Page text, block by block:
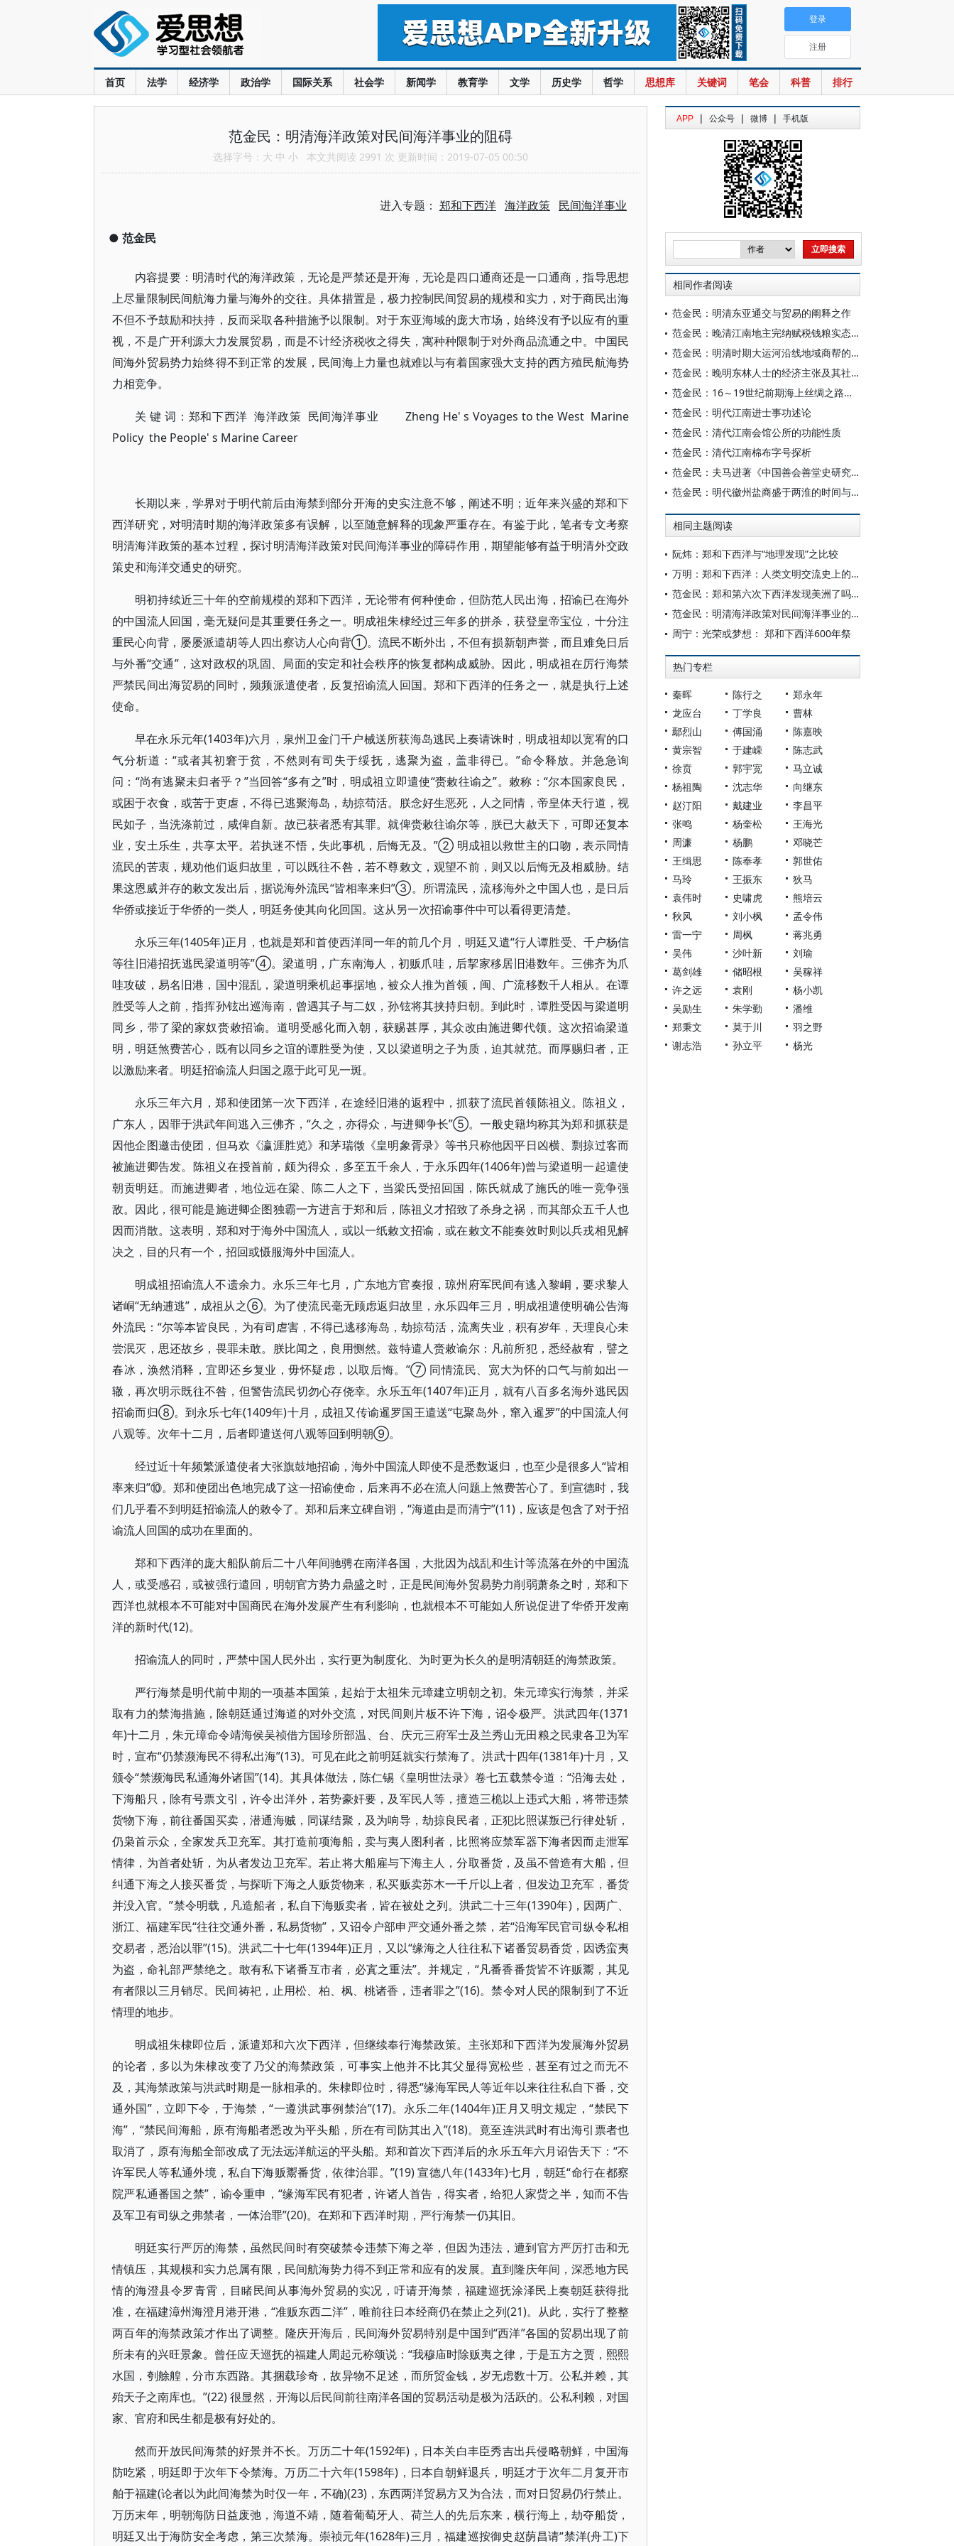
首页 法学 经济学 政治学 国际关系 社会学 新闻学 教育学 文学 历史学 哲学 思想库 关键词 笔会 科普 排行
登录
注册
范金民：明清海洋政策对民间海洋事业的阻碍
选择字号： 大 中 小 本文共阅读 2991 次 更新时间：2019-07-05 00:50
进入专题： 郑和下西洋 海洋政策 民间海洋事业
● 范金民
内容提要：明清时代的海洋政策，无论是严禁还是开海，无论是四口通商还是一口通商，指导思想
上尽量限制民间航海力量与海外的交往。具体措置是，极力控制民间贸易的规模和实力，对于商民出海
不但不予鼓励和扶持，反而采取各种措施予以限制。对于东亚海域的庞大市场，始终没有予以应有的重
视，不是广开利源大力发展贸易，而是不计经济税收之得失，寓种种限制于对外商品流通之中。中国民
间海外贸易势力始终得不到正常的发展，民间海上力量也就难以与有着国家强大支持的西方殖民航海势
力相竞争。
关 键 词：郑和下西洋 海洋政策 民间海洋事业 Zheng He' s Voyages to the West Marine
Policy the People' s Marine Career
长期以来，学界对于明代前后由海禁到部分开海的史实注意不够，阐述不明；近年来兴盛的郑和下
西洋研究，对明清时期的海洋政策多有误解，以至随意解释的现象严重存在。有鉴于此，笔者专文考察
明清海洋政策的基本过程，探讨明清海洋政策对民间海洋事业的障碍作用，期望能够有益于明清外交政
策史和海洋交通史的研究。
明初持续近三十年的空前规模的郑和下西洋，无论带有何种使命，但防范人民出海，招谕已在海外
的中国流人回国，毫无疑问是其重要任务之一。明成祖朱棣经过三年多的拼杀，获登皇帝宝位，十分注
重民心向背，屡屡派遣胡等人四出察访人心向背①。流民不断外出，不但有损新朝声誉，而且难免日后
与外番“交通”，这对政权的巩固、局面的安定和社会秩序的恢复都构成威胁。因此，明成祖在厉行海禁
严禁民间出海贸易的同时，频频派遣使者，反复招谕流人回国。郑和下西洋的任务之一，就是执行上述
使命。
早在永乐元年(1403年)六月，泉州卫金门千户械送所获海岛逃民上奏请诛时，明成祖却以宽宥的口
气分析道：“或者其初窘于贫，不然则有司失于绥抚，逃聚为盗，盖非得已。”命令释放。并急急询
问：“尚有逃聚未归者乎？”当回答“多有之”时，明成祖立即遣使“赍敕往谕之”。敕称：“尔本国家良民，
或困于衣食，或苦于吏虐，不得已逃聚海岛，劫掠苟活。朕念好生恶死，人之同情，帝皇体天行道，视
民如子，当洗涤前过，咸俾自新。故已获者悉宥其罪。就俾赍敕往谕尔等，朕已大赦天下，可即还复本
业，安土乐生，共享太平。若执迷不悟，失此事机，后悔无及。”② 明成祖以救世主的口吻，表示同情
流民的苦衷，规劝他们返归故里，可以既往不咎，若不尊敕文，观望不前，则又以后悔无及相威胁。结
果这恩威并存的敕文发出后，据说海外流民“皆相率来归”③。所谓流民，流移海外之中国人也，是日后
华侨或接近于华侨的一类人，明廷务使其向化回国。这从另一次招谕事件中可以看得更清楚。
永乐三年(1405年)正月，也就是郑和首使西洋同一年的前几个月，明廷又遣“行人谭胜受、千户杨信
等往旧港招抚逃民梁道明等”④。梁道明，广东南海人，初贩爪哇，后挈家移居旧港数年。三佛齐为爪
哇攻破，易名旧港，国中混乱，梁道明乘机起事据地，被众人推为首领，闽、广流移数千人相从。在谭
胜受等人之前，指挥孙铉出巡海南，曾遇其子与二奴，孙铉将其挟持归朝。到此时，谭胜受因与梁道明
同乡，带了梁的家奴赍敕招谕。道明受感化而入朝，获赐甚厚，其众改由施进卿代领。这次招谕梁道
明，明廷煞费苦心，既有以同乡之谊的谭胜受为使，又以梁道明之子为质，迫其就范。而厚赐归者，正
以激励来者。明廷招谕流人归国之愿于此可见一斑。
永乐三年六月，郑和使团第一次下西洋，在途经旧港的返程中，抓获了流民首领陈祖义。陈祖义，
广东人，因罪于洪武年间逃入三佛齐，“久之，亦得众，与进卿争长”⑤。一般史籍均称其为郑和抓获是
因他企图邀击使团，但马欢《瀛涯胜览》和茅瑞徵《皇明象胥录》等书只称他因平日凶横、剽掠过客而
被施进卿告发。陈祖义在授首前，颇为得众，多至五千余人，于永乐四年(1406年)曾与梁道明一起遣使
朝贡明廷。而施进卿者，地位远在梁、陈二人之下，当梁氏受招回国，陈氏就成了施氏的唯一竞争强
敌。因此，很可能是施进卿企图独霸一方进言于郑和后，陈祖义才招致了杀身之祸，而其部众五千人也
因而消散。这表明，郑和对于海外中国流人，或以一纸敕文招谕，或在敕文不能奏效时则以兵戎相见解
决之，目的只有一个，招回或慑服海外中国流人。
明成祖招谕流人不遗余力。永乐三年七月，广东地方官奏报，琼州府军民间有逃入黎峒，要求黎人
诸峒“无纳逋逃”，成祖从之⑥。为了使流民毫无顾虑返归故里，永乐四年三月，明成祖遣使明确公告海
外流民：“尔等本皆良民，为有司虐害，不得已逃移海岛，劫掠苟活，流离失业，积有岁年，天理良心未
尝泯灭，思还故乡，畏罪未敢。朕比闻之，良用恻然。兹特遣人赍敕谕尔：凡前所犯，悉经赦宥，譬之
春冰，涣然消释，宜即还乡复业，毋怀疑虑，以取后悔。”⑦ 同情流民、宽大为怀的口气与前如出一
辙，再次明示既往不咎，但警告流民切勿心存侥幸。永乐五年(1407年)正月，就有八百多名海外逃民因
招谕而归⑧。到永乐七年(1409年)十月，成祖又传谕暹罗国王遣送“屯聚岛外，窜入暹罗”的中国流人何
八观等。次年十二月，后者即遣送何八观等回到明朝⑨。
经过近十年频繁派遣使者大张旗鼓地招谕，海外中国流人即使不是悉数返归，也至少是很多人“皆相
率来归”⑩。郑和使团出色地完成了这一招谕使命，后来再不必在流人问题上煞费苦心了。到宣德时，我
们几乎看不到明廷招谕流人的敕令了。郑和后来立碑自诩，“海道由是而清宁”(11)，应该是包含了对于招
谕流人回国的成功在里面的。
郑和下西洋的庞大船队前后二十八年间驰骋在南洋各国，大批因为战乱和生计等流落在外的中国流
人，或受感召，或被强行遣回，明朝官方势力鼎盛之时，正是民间海外贸易势力削弱萧条之时，郑和下
西洋也就根本不可能对中国商民在海外发展产生有利影响，也就根本不可能如人所说促进了华侨开发南
洋的新时代(12)。
招谕流人的同时，严禁中国人民外出，实行更为制度化、为时更为长久的是明清朝廷的海禁政策。
严行海禁是明代前中期的一项基本国策，起始于太祖朱元璋建立明朝之初。朱元璋实行海禁，并采
取有力的禁海措施，除朝廷通过海道的对外交流，对民间则片板不许下海，诏令极严。洪武四年(1371
年)十二月，朱元璋命令靖海侯吴祯借方国珍所部温、台、庆元三府军士及兰秀山无田粮之民隶各卫为军
时，宣布“仍禁濒海民不得私出海”(13)。可见在此之前明廷就实行禁海了。洪武十四年(1381年)十月，又
颁令“禁濒海民私通海外诸国”(14)。其具体做法，陈仁锡《皇明世法录》卷七五载禁令道：“沿海去处，
下海船只，除有号票文引，许令出洋外，若势豪奸要，及军民人等，擅造三桅以上违式大船，将带违禁
货物下海，前往番国买卖，潜通海贼，同谋结聚，及为响导，劫掠良民者，正犯比照谋叛已行律处斩，
仍枭首示众，全家发兵卫充军。其打造前项海船，卖与夷人图利者，比照将应禁军器下海者因而走泄军
情律，为首者处斩，为从者发边卫充军。若止将大船雇与下海主人，分取番货，及虽不曾造有大船，但
纠通下海之人接买番货，与探听下海之人贩货物来，私买贩卖苏木一千斤以上者，但发边卫充军，番货
并没入官。”禁令明载，凡造船者，私自下海贩卖者，皆在被处之列。洪武二十三年(1390年)，因两广、
浙江、福建军民“往往交通外番，私易货物”，又诏令户部申严交通外番之禁，若“沿海军民官司纵令私相
交易者，悉治以罪”(15)。洪武二十七年(1394年)正月，又以“缘海之人往往私下诸番贸易香货，因诱蛮夷
为盗，命礼部严禁绝之。敢有私下诸番互市者，必寘之重法”。并规定，“凡番香番货皆不许贩鬻，其见
有者限以三月销尽。民间祷祀，止用松、柏、枫、桃诸香，违者罪之”(16)。禁令对人民的限制到了不近
情理的地步。
明成祖朱棣即位后，派遣郑和六次下西洋，但继续奉行海禁政策。主张郑和下西洋为发展海外贸易
的论者，多以为朱棣改变了乃父的海禁政策，可事实上他并不比其父显得宽松些，甚至有过之而无不
及，其海禁政策与洪武时期是一脉相承的。朱棣即位时，得悉“缘海军民人等近年以来往往私自下番，交
通外国”，立即下令，于海禁，“一遵洪武事例禁治”(17)。永乐二年(1404年)正月又明文规定，“禁民下
海”，“禁民间海船，原有海船者悉改为平头船，所在有司防其出入”(18)。竟至连洪武时有出海引票者也
取消了，原有海船全部改成了无法远洋航运的平头船。郑和首次下西洋后的永乐五年六月诏告天下：“不
许军民人等私通外境，私自下海贩鬻番货，依律治罪。”(19) 宣德八年(1433年)七月，朝廷“命行在都察
院严私通番国之禁”，谕令重申，“缘海军民有犯者，许诸人首告，得实者，给犯人家赀之半，知而不告
及军卫有司纵之弗禁者，一体治罪”(20)。在郑和下西洋时期，严行海禁一仍其旧。
明廷实行严厉的海禁，虽然民间时有突破禁令违禁下海之举，但因为违法，遭到官方严厉打击和无
情镇压，其规模和实力总属有限，民间航海势力得不到正常和应有的发展。直到隆庆年间，深悉地方民
情的海澄县令罗青霄，目睹民间从事海外贸易的实况，吁请开海禁，福建巡抚涂泽民上奏朝廷获得批
准，在福建漳州海澄月港开港，“准贩东西二洋”，唯前往日本经商仍在禁止之列(21)。从此，实行了整整
两百年的海禁政策才作出了调整。隆庆开海后，民间海外贸易特别是中国到“西洋”各国的贸易出现了前
所未有的兴旺景象。曾任应天巡抚的福建人周起元称颂说：“我穆庙时除贩夷之律，于是五方之贾，熙熙
水国，刳艅艎，分市东西路。其捆载珍奇，故异物不足述，而所贸金钱，岁无虑数十万。公私并赖，其
殆天子之南库也。”(22) 很显然，开海以后民间前往南洋各国的贸易活动是极为活跃的。公私利赖，对国
家、官府和民生都是极有好处的。
然而开放民间海禁的好景并不长。万历二十年(1592年)，日本关白丰臣秀吉出兵侵略朝鲜，中国海
防吃紧，明廷即于次年下令禁海。万历二十六年(1598年)，日本自朝鲜退兵，明廷才于次年二月复开市
舶于福建(论者以为此间海禁为时仅一年，不确)(23)，东西两洋贸易方又为合法，而对日贸易仍行禁止。
万历末年，明朝海防日益废弛，海道不靖，随着葡萄牙人、荷兰人的先后东来，横行海上，劫夺船货，
明廷又出于海防安全考虑，第三次禁海。崇祯元年(1628年)三月，福建巡按御史赵荫昌请“禁洋(舟工)下
APP | 公众号 | 微博 | 手机版
相同作者阅读
范金民：明清东亚通交与贸易的阐释之作
范金民：晚清江南地主完纳赋税钱粮实态——以柳兆薰为中心的考察
范金民：明清时期大运河沿线地域商帮的活动
范金民：晚明东林人士的经济主张及其社会实践
范金民：16～19世纪前期海上丝绸之路的丝绸棉布贸易
范金民：明代江南进士事功述论
范金民：清代江南会馆公所的功能性质
范金民：清代江南棉布字号探析
范金民：夫马进著《中国善会善堂史研究》
范金民：明代徽州盐商盛于两淮的时间与原因
相同主题阅读
阮炜：郑和下西洋与“地理发现”之比较
万明：郑和下西洋：人类文明交流史上的光辉印记
范金民：郑和第六次下西洋发现美洲了吗？
范金民：明清海洋政策对民间海洋事业的阻碍
周宁：光荣或梦想： 郑和下西洋600年祭
热门专栏
秦晖 陈行之
郑永年
龙应台
丁学良
曹林
鄢烈山
傅国涌
陈嘉映
黄宗智
于建嵘
陈志武
徐贲
郭宇宽
马立诚
杨祖陶
沈志华
向继东
赵汀阳
戴建业
李昌平
张鸣
杨奎松
王海光
周濂
杨鹏
邓晓芒
王缉思
陈奉孝
郭世佑
马玲
王振东
狄马
袁伟时
史啸虎
熊培云
秋风
刘小枫
孟令伟
雷一宁
周枫
蒋兆勇
吴伟
沙叶新
刘瑜
葛剑雄
储昭根
吴稼祥
许之远
袁刚
杨小凯
吴励生
朱学勤
潘维
郑秉文
莫于川
羽之野
谢志浩
孙立平 杨光